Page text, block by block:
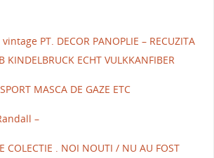
PT. DECOR PANOPLIE – RECUZITA
KINDELBRUCK ECHT VULKKANFIBER
MASCA DE GAZE ETC
–
COLECTIE . NOI NOUTI / NU AU FOST